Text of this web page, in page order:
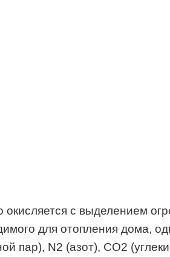
окисляется с выделением
для отопления дома,
пар), N2 (азот), CO2